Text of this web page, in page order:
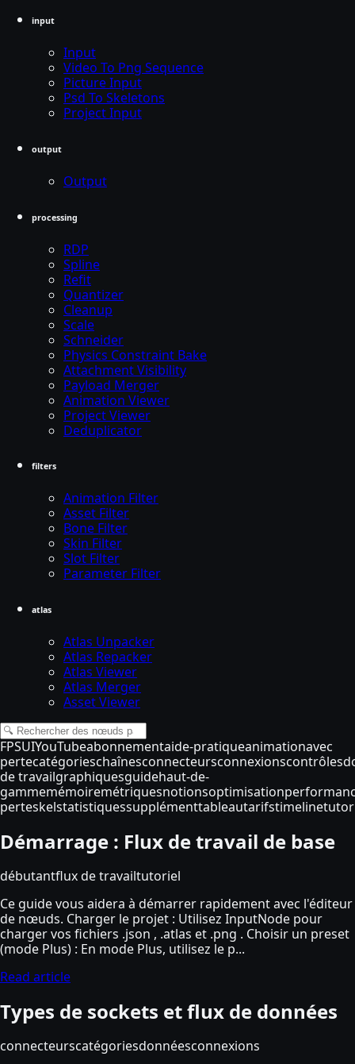
input
Input
Video To Png Sequence
Picture Input
Psd To Skeletons
Project Input
output
Output
processing
RDP
Spline
Refit
Quantizer
Cleanup
Scale
Schneider
Physics Constraint Bake
Attachment Visibility
Payload Merger
Animation Viewer
Project Viewer
Deduplicator
filters
Animation Filter
Asset Filter
Bone Filter
Skin Filter
Slot Filter
Parameter Filter
atlas
Atlas Unpacker
Atlas Repacker
Atlas Viewer
Atlas Merger
Asset Viewer
FPSUIYouTubeabonnementaide-pratiqueanimationavec
pertecatégorieschaînesconnecteursconnexionscontrôles
de travailgraphiquesguidehaut-de-
gammemémoiremétriquesnotionsoptimisation
perteskelstatistiquessupplémenttableautarifstimeline
Démarrage : Flux de travail de base
débutantflux de travailtutoriel
Ce guide vous aidera à démarrer rapidement avec l'éditeur
de nœuds. Charger le projet : Utilisez InputNode pour
charger vos fichiers .json , .atlas et .png . Choisir un preset
(mode Plus) : En mode Plus, utilisez le p...
Read article
Types de sockets et flux de données
connecteurscatégoriesdonnéesconnexions